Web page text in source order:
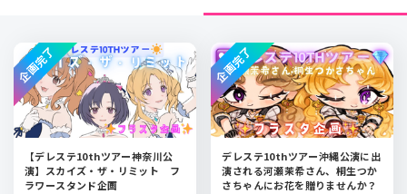
【デレステ10thツアー神奈川公
演】スカイズ・ザ・リミット フ
ラワースタンド企画
企画完了
デレステ10thツアー沖縄公演に出
演される河瀬茉希さん、桐生つか
さちゃんにお花を贈りませんか？
企画完了